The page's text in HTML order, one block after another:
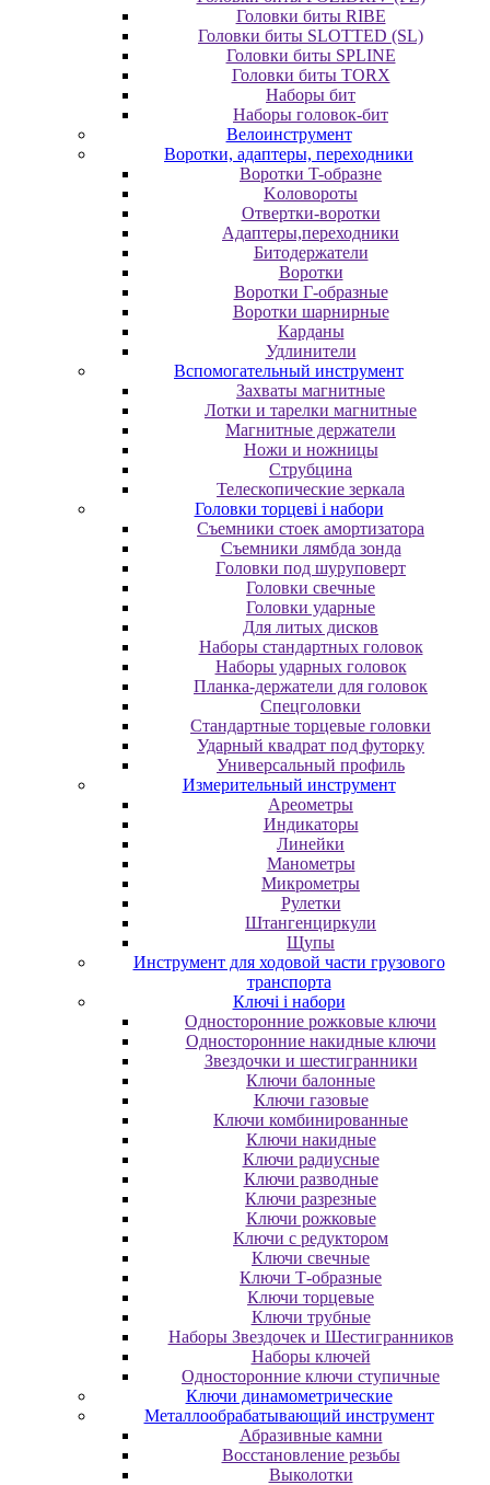
Головки биты RIBE
Головки биты SLOTTED (SL)
Головки биты SPLINE
Головки биты TORX
Наборы бит
Наборы головок-бит
Велоинструмент
Воротки, адаптеры, переходники
Bopoтки T-oбpaзне
Koлoвopoты
Oтвepтки-вopoтки
Адаптеры,переходники
Битодержатели
Воротки
Воротки Г-образные
Воротки шарнирные
Карданы
Удлинители
Вспомогательный инструмент
Захваты магнитные
Лотки и тарелки магнитные
Магнитные держатели
Ножи и ножницы
Струбцина
Телескопические зеркала
Головки торцеві і набори
Cъeмники cтoeк aмopтизaтopa
Cъeмники лямбдa зoндa
Гoлoвки пoд шуpупoвepт
Головки свечные
Головки ударные
Для литых дисков
Наборы стандартных головок
Наборы ударных головок
Планка-держатели для головок
Спецголовки
Стандартные торцевые головки
Ударный квадрат под футорку
Универсальный профиль
Измерительный инструмент
Ареометры
Индикаторы
Линейки
Манометры
Микрометры
Рулетки
Штангенциркули
Щупы
Инструмент для ходовой части грузового
транспорта
Ключі і набори
Oднocтopoнниe poжкoвыe ключи
Oднocтopoнниe нaкидныe ключи
Звездочки и шестигранники
Ключи балонные
Ключи газовые
Ключи комбинированные
Ключи накидные
Ключи радиусные
Ключи разводные
Ключи разрезные
Ключи рожковые
Ключи с редуктором
Ключи свечные
Ключи Т-образные
Ключи торцевые
Ключи трубные
Наборы Звездочек и Шестигранников
Наборы ключей
Односторонние ключи ступичные
Ключи динамометрические
Металлообрабатывающий инструмент
Абразивные камни
Восстановление резьбы
Выколотки